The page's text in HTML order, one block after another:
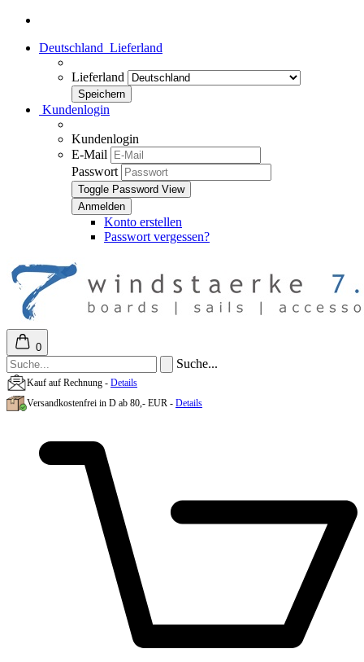
Deutschland Lieferland
Lieferland
Kundenlogin
Kundenlogin
E-Mail
Passwort
Toggle Password View
Konto erstellen
Passwort vergessen?
0
Suche...
Kauf auf Rechnung - Details
Versandkostenfrei in D ab 80,- EUR - Details